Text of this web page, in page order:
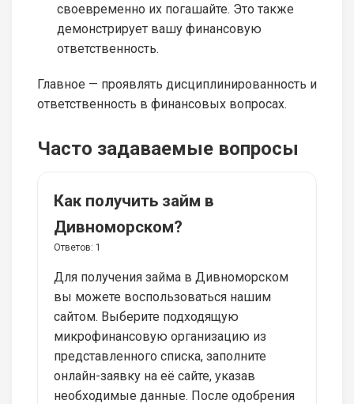
своевременно их погашайте. Это также
демонстрирует вашу финансовую
ответственность.
Главное — проявлять дисциплинированность и
ответственность в финансовых вопросах.
Часто задаваемые вопросы
Как получить займ в
Дивноморском?
Ответов: 1
Для получения займа в Дивноморском
вы можете воспользоваться нашим
сайтом. Выберите подходящую
микрофинансовую организацию из
представленного списка, заполните
онлайн-заявку на её сайте, указав
необходимые данные. После одобрения